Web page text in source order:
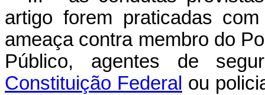
artigo forem praticadas
ameaça contra membro do
Público, agentes de
Constituição Federal ou